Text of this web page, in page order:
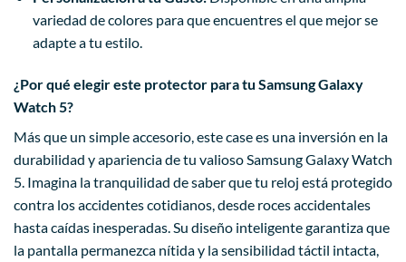
variedad de colores para que encuentres el que mejor se
adapte a tu estilo.
¿Por qué elegir este protector para tu Samsung Galaxy
Watch 5?
Más que un simple accesorio, este case es una inversión en la
durabilidad y apariencia de tu valioso Samsung Galaxy Watch
5. Imagina la tranquilidad de saber que tu reloj está protegido
contra los accidentes cotidianos, desde roces accidentales
hasta caídas inesperadas. Su diseño inteligente garantiza que
la pantalla permanezca nítida y la sensibilidad táctil intacta,